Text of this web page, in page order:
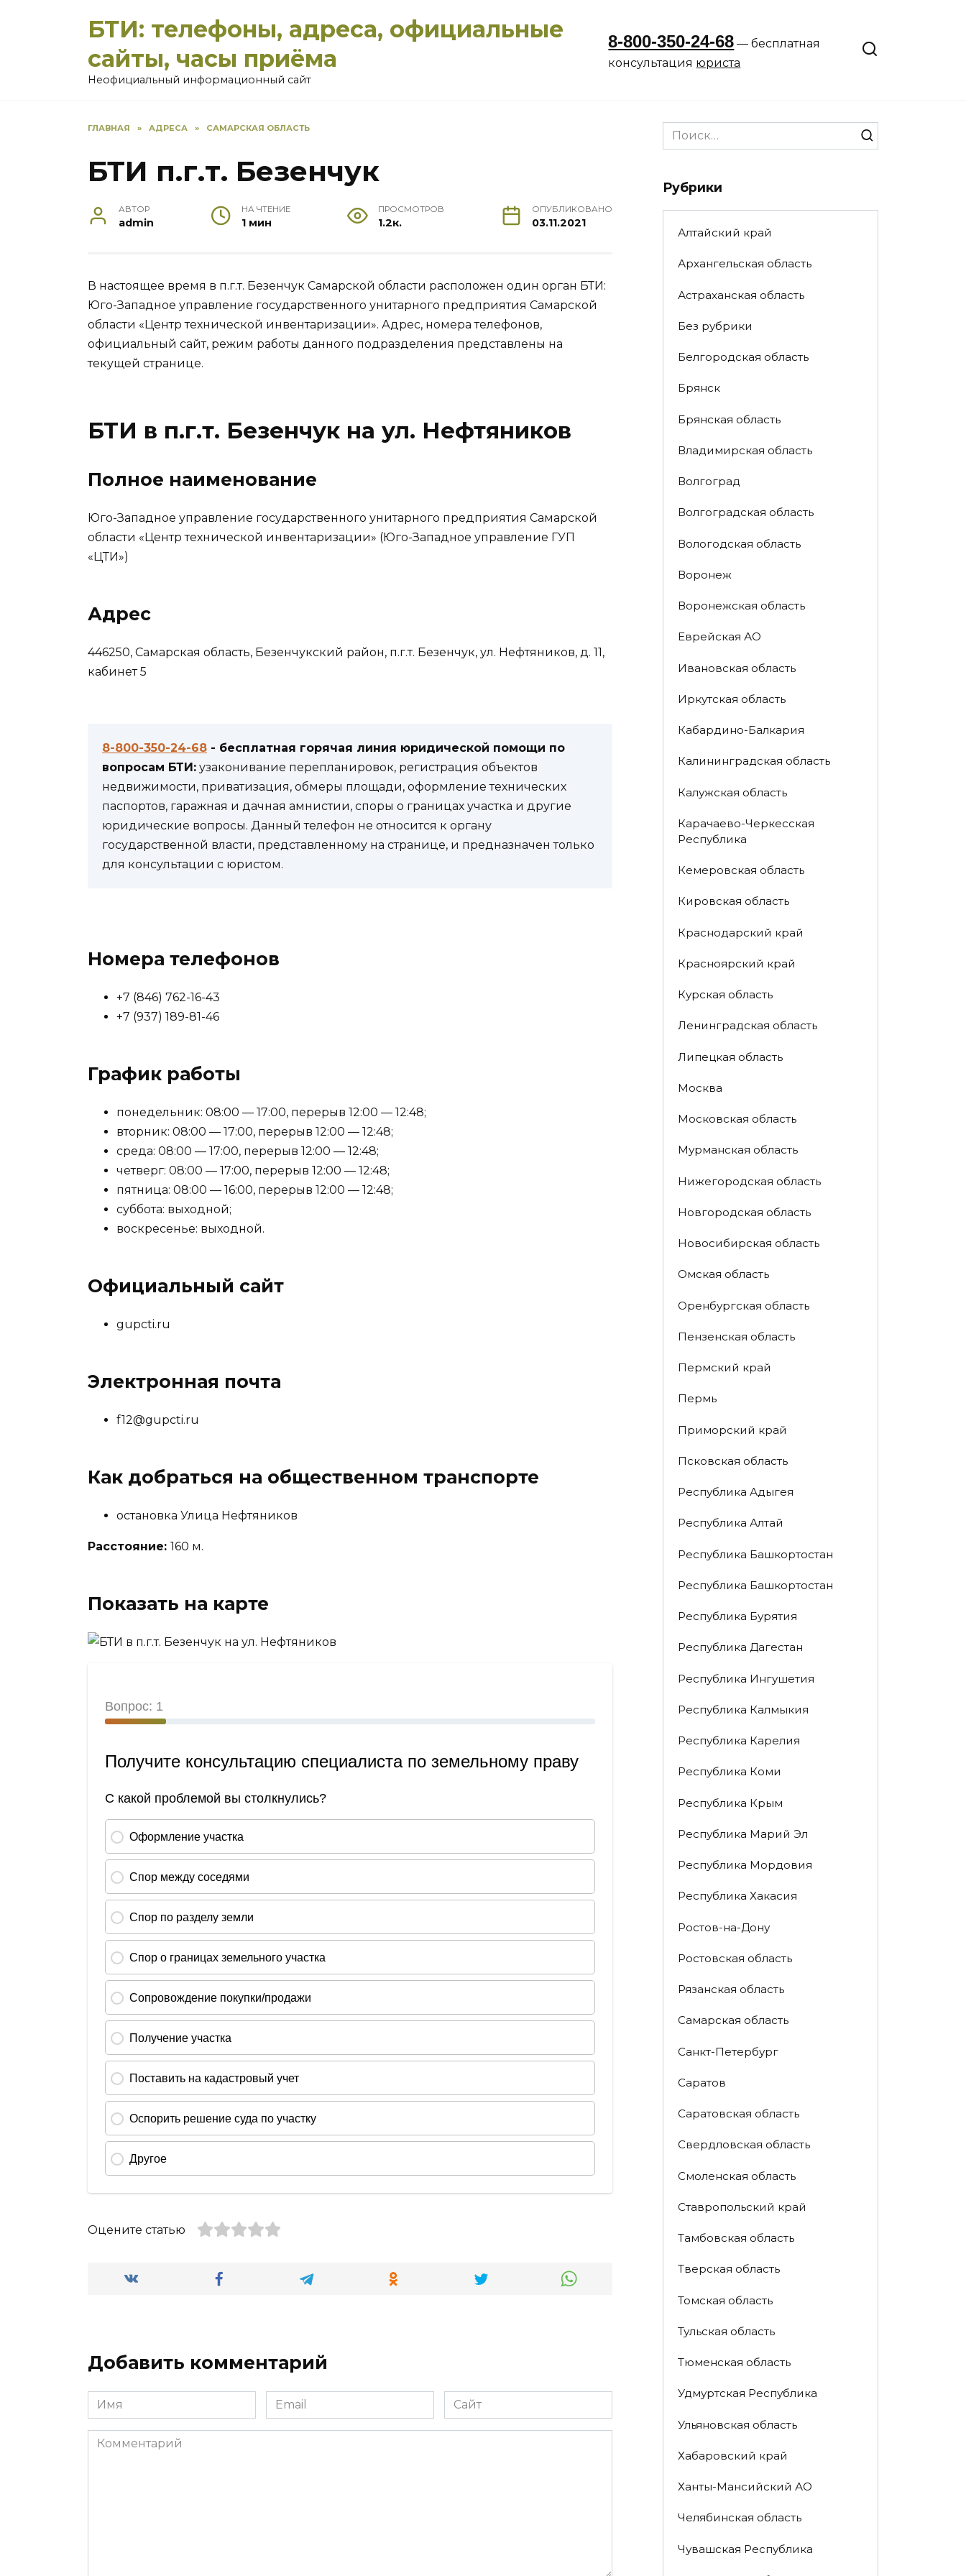
БТИ: телефоны, адреса, официальные
сайты, часы приёма
Неофициальный информационный сайт
8-800-350-24-68 — бесплатная
консультация юриста
ГЛАВНАЯ » АДРЕСА » САМАРСКАЯ ОБЛАСТЬ
БТИ п.г.т. Безенчук
АВТОР
admin
НА ЧТЕНИЕ
1 мин
ПРОСМОТРОВ
1.2к.
ОПУБЛИКОВАНО
03.11.2021
В настоящее время в п.г.т. Безенчук Самарской области расположен один орган БТИ:
Юго-Западное управление государственного унитарного предприятия Самарской
области «Центр технической инвентаризации». Адрес, номера телефонов,
официальный сайт, режим работы данного подразделения представлены на
текущей странице.
БТИ в п.г.т. Безенчук на ул. Нефтяников
Полное наименование
Юго-Западное управление государственного унитарного предприятия Самарской
области «Центр технической инвентаризации» (Юго-Западное управление ГУП
«ЦТИ»)
Адрес
446250, Самарская область, Безенчукский район, п.г.т. Безенчук, ул. Нефтяников, д. 11,
кабинет 5
8-800-350-24-68 - бесплатная горячая линия юридической помощи по
вопросам БТИ: узаконивание перепланировок, регистрация объектов
недвижимости, приватизация, обмеры площади, оформление технических
паспортов, гаражная и дачная амнистии, споры о границах участка и другие
юридические вопросы. Данный телефон не относится к органу
государственной власти, представленному на странице, и предназначен только
для консультации с юристом.
Номера телефонов
+7 (846) 762-16-43
+7 (937) 189-81-46
График работы
понедельник: 08:00 — 17:00, перерыв 12:00 — 12:48;
вторник: 08:00 — 17:00, перерыв 12:00 — 12:48;
среда: 08:00 — 17:00, перерыв 12:00 — 12:48;
четверг: 08:00 — 17:00, перерыв 12:00 — 12:48;
пятница: 08:00 — 16:00, перерыв 12:00 — 12:48;
суббота: выходной;
воскресенье: выходной.
Официальный сайт
gupcti.ru
Электронная почта
f12@gupcti.ru
Как добраться на общественном транспорте
остановка Улица Нефтяников
Расстояние: 160 м.
Показать на карте
Оцените статью
Добавить комментарий
Имя
*
Email
*
Сайт
Комментарий
Search
for:
Рубрики
Алтайский край
Архангельская область
Астраханская область
Без рубрики
Белгородская область
Брянск
Брянская область
Владимирская область
Волгоград
Волгоградская область
Вологодская область
Воронеж
Воронежская область
Еврейская АО
Ивановская область
Иркутская область
Кабардино-Балкария
Калининградская область
Калужская область
Карачаево-Черкесская
Республика
Кемеровская область
Кировская область
Краснодарский край
Красноярский край
Курская область
Ленинградская область
Липецкая область
Москва
Московская область
Мурманская область
Нижегородская область
Новгородская область
Новосибирская область
Омская область
Оренбургская область
Пензенская область
Пермский край
Пермь
Приморский край
Псковская область
Республика Адыгея
Республика Алтай
Республика Башкортостан
Республика Башкортостан
Республика Бурятия
Республика Дагестан
Республика Ингушетия
Республика Калмыкия
Республика Карелия
Республика Коми
Республика Крым
Республика Марий Эл
Республика Мордовия
Республика Хакасия
Ростов-на-Дону
Ростовская область
Рязанская область
Самарская область
Санкт-Петербург
Саратов
Саратовская область
Свердловская область
Смоленская область
Ставропольский край
Тамбовская область
Тверская область
Томская область
Тульская область
Тюменская область
Удмуртская Республика
Ульяновская область
Хабаровский край
Ханты-Мансийский АО
Челябинская область
Чувашская Республика